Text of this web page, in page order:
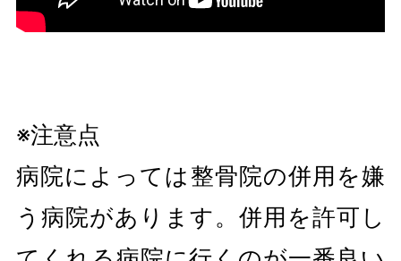
※注意点
病院によっては整骨院の併用を嫌
う病院があります。併用を許可し